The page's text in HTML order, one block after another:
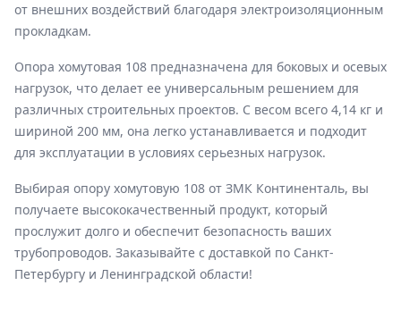
от внешних воздействий благодаря электроизоляционным
прокладкам.
Опора хомутовая 108 предназначена для боковых и осевых
нагрузок, что делает ее универсальным решением для
различных строительных проектов. С весом всего 4,14 кг и
шириной 200 мм, она легко устанавливается и подходит
для эксплуатации в условиях серьезных нагрузок.
Выбирая опору хомутовую 108 от ЗМК Континенталь, вы
получаете высококачественный продукт, который
прослужит долго и обеспечит безопасность ваших
трубопроводов. Заказывайте с доставкой по Санкт-
Петербургу и Ленинградской области!